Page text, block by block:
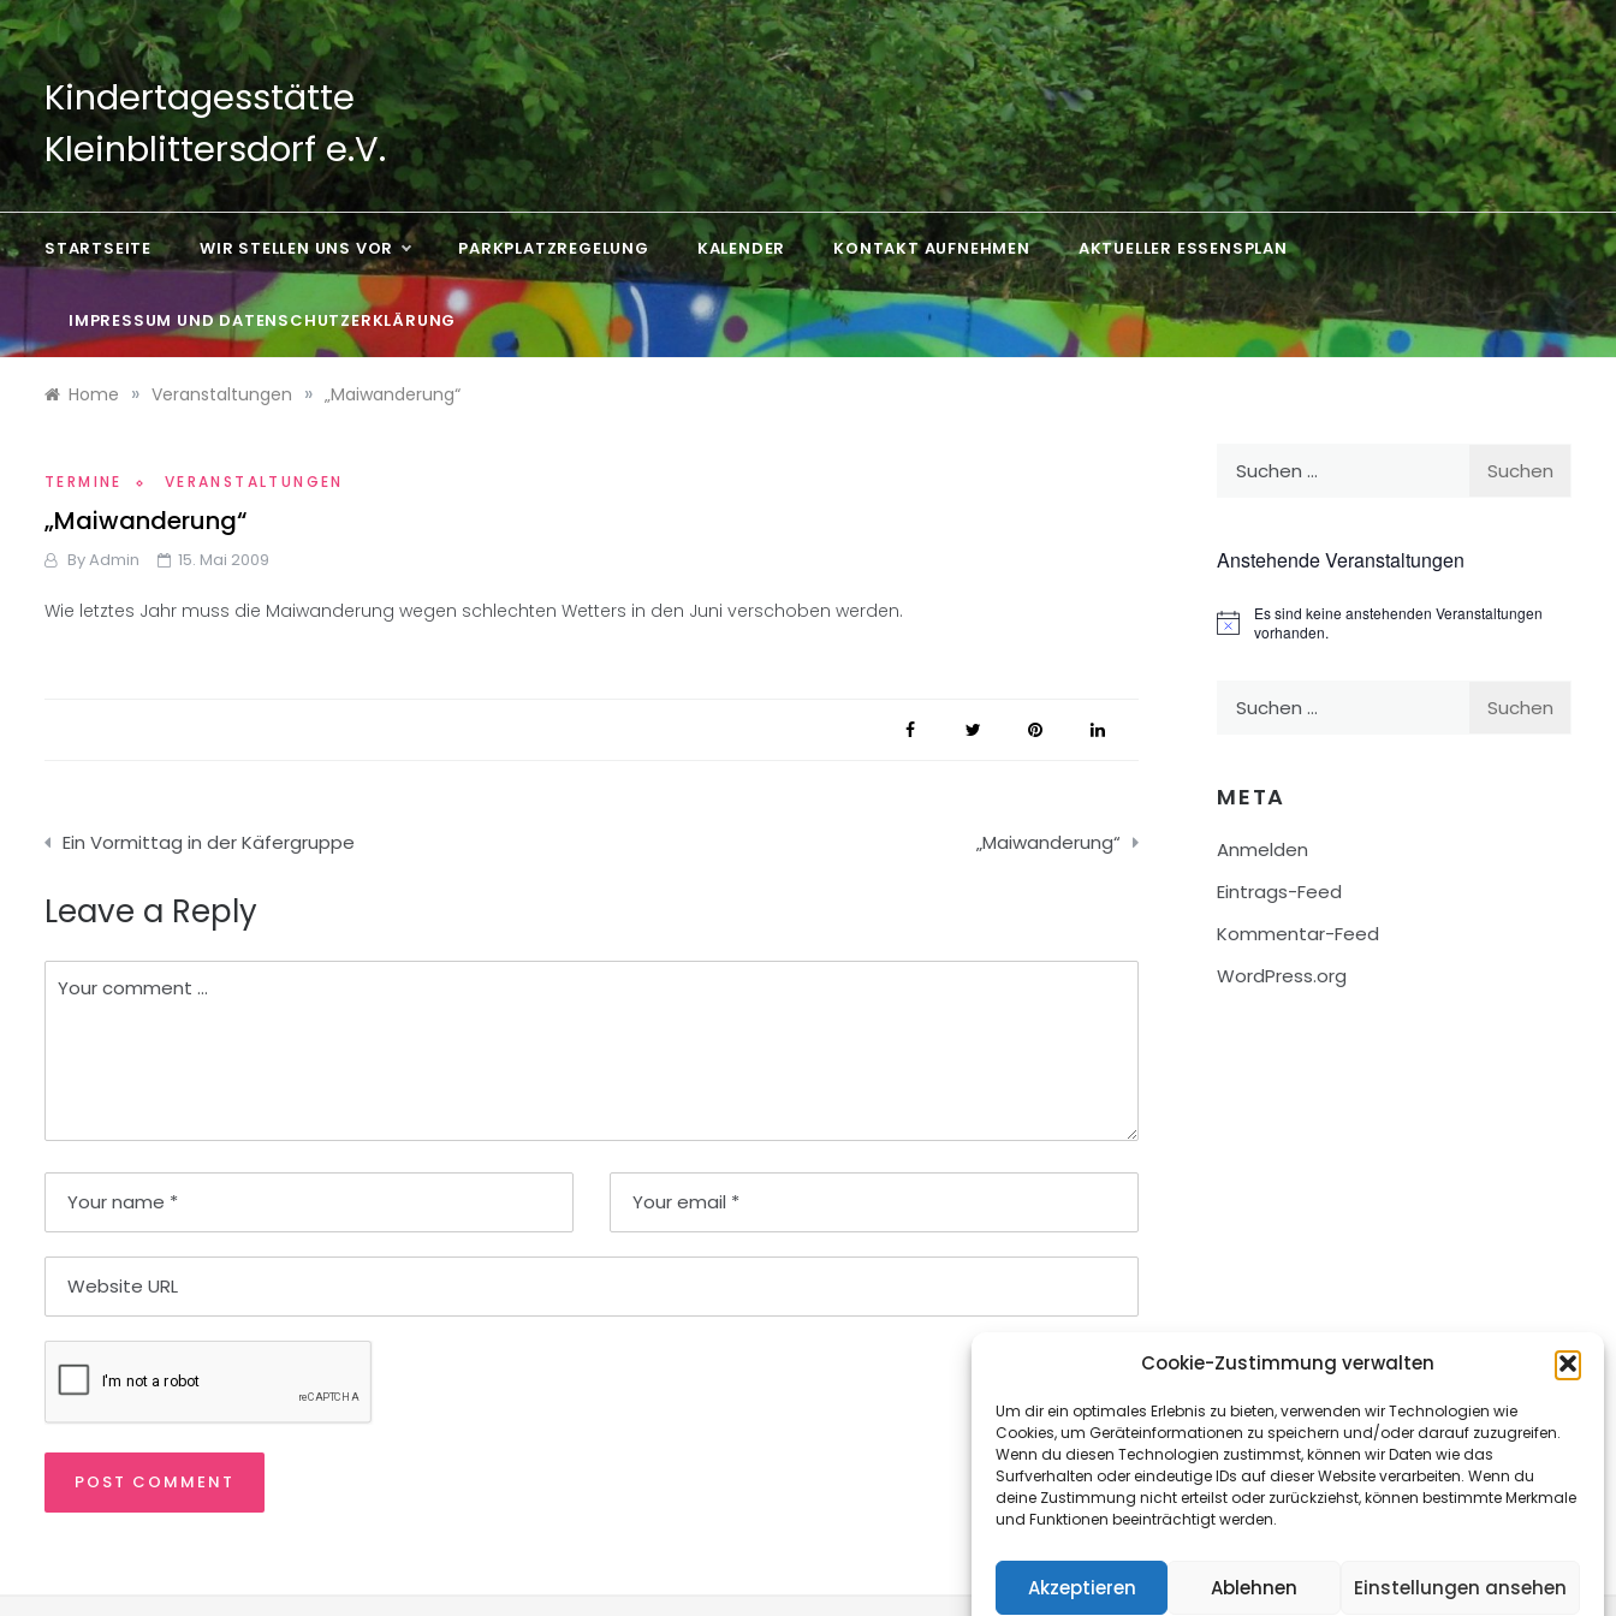
Cookie-Zustimmung verwalten
Um dir ein optimales Erlebnis zu bieten, verwenden wir Technologien wie
Cookies, um Geräteinformationen zu speichern und/oder darauf zuzugreifen.
Wenn du diesen Technologien zustimmst, können wir Daten wie das
Surfverhalten oder eindeutige IDs auf dieser Website verarbeiten. Wenn du
deine Zustimmung nicht erteilst oder zurückziehst, können bestimmte Merkmale
und Funktionen beeinträchtigt werden.
Akzeptieren Ablehnen Einstellungen ansehen
Skip
to
content
Kindertagesstätte
Kleinblittersdorf e.V.
STARTSEITE WIR STELLEN UNS VOR PARKPLATZREGELUNG KALENDER KONTAKT AUFNEHMEN AKTUELLER ESSENSPLAN
IMPRESSUM UND DATENSCHUTZERKLÄRUNG
Home » Veranstaltungen » „Maiwanderung“
TERMINE VERANSTALTUNGEN
„Maiwanderung“
ByAdmin 15. Mai 2009
Wie letztes Jahr muss die Maiwanderung wegen schlechten Wetters in den Juni verschoben werden.
Beitragsnavigation
Ein Vormittag in der Käfergruppe „Maiwanderung“
Leave a Reply
Anstehende Veranstaltungen
Hinweis
Es sind keine anstehenden Veranstaltungen
vorhanden.
META
Anmelden
Eintrags-Feed
Kommentar-Feed
WordPress.org